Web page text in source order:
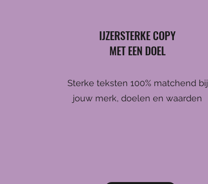
IJZERSTERKE COPY
MET EEN DOEL
Sterke teksten 100% matchend bij
jouw merk, doelen en waarden